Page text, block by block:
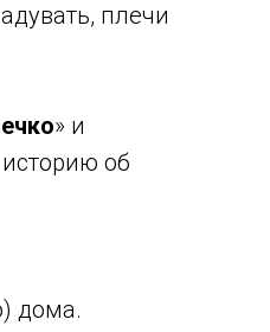
плечи
» и
об
дома.